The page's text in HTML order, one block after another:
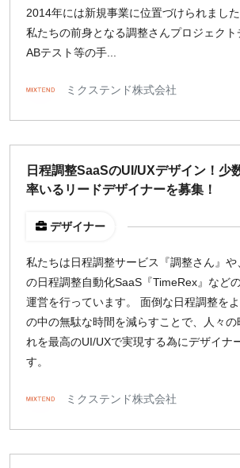
2014年には新規事業に位置づけられました
私たちの前身となる調整さんプロジェクト
ABテスト等の手...
ミクステンド株式会社
日程調整SaaSのUI/UXデザイン！少
率いるリードデザイナーを募集！
デザイナー
私たちは日程調整サービス『調整さん』
の日程調整自動化SaaS『TimeRex』など
運営を行っています。 面倒な日程調整を
の中の無駄な時間を減らすことで、人々
れを最高のUI/UXで実現する為にデザイナ
す。
ミクステンド株式会社